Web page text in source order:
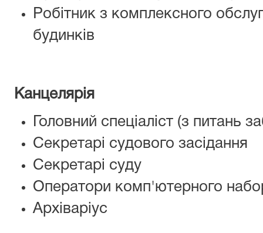
Робітник з комплексного
будинків
Канцелярія
Головний спеціаліст (з питань
Секретарі судового засідання
Секретарі суду
Оператори комп'ютерного
Архіваріус